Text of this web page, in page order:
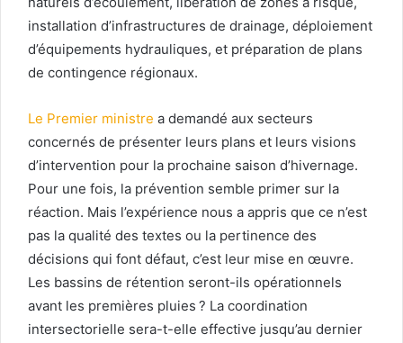
installation d’infrastructures de drainage, déploiement
d’équipements hydrauliques, et préparation de plans
de contingence régionaux.
Le Premier ministre a demandé aux secteurs
concernés de présenter leurs plans et leurs visions
d’intervention pour la prochaine saison d’hivernage.
Pour une fois, la prévention semble primer sur la
réaction. Mais l’expérience nous a appris que ce n’est
pas la qualité des textes ou la pertinence des
décisions qui font défaut, c’est leur mise en œuvre.
Les bassins de rétention seront-ils opérationnels
avant les premières pluies ? La coordination
intersectorielle sera-t-elle effective jusqu’au dernier